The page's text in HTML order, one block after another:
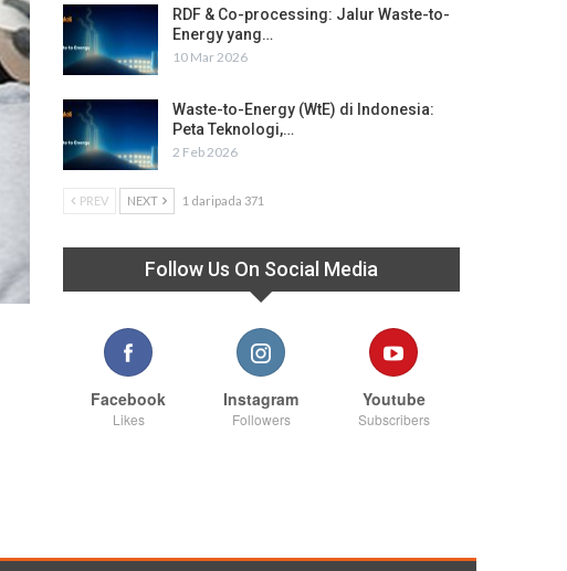
RDF & Co-processing: Jalur Waste-to-
Energy yang…
10 Mar 2026
Waste-to-Energy (WtE) di Indonesia:
Peta Teknologi,…
2 Feb 2026
PREV NEXT 1 daripada 371
Follow Us On Social Media
Facebook
Likes
Instagram
Followers
Youtube
Subscribers